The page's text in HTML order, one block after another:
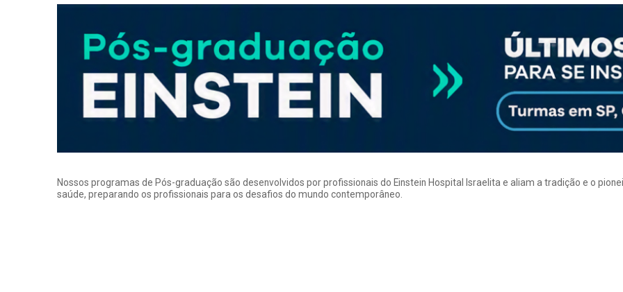
Nossos programas de Pós-graduação são desenvolvidos por profissionais do Einstein Hospital Israelita e aliam a tradição e o
saúde, preparando os profissionais para os desafios do mundo contemporâneo.